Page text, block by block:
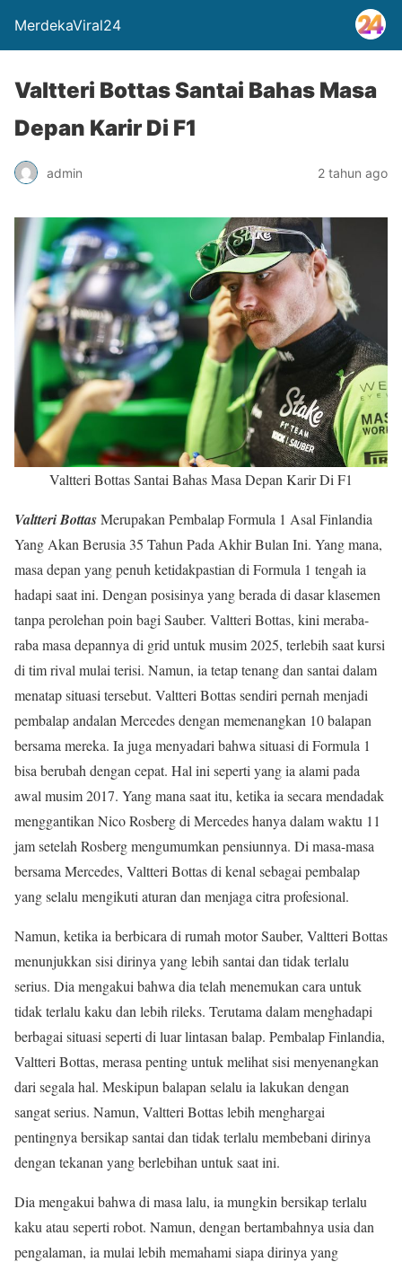
MerdekaViral24
Valtteri Bottas Santai Bahas Masa
Depan Karir Di F1
admin 2 tahun ago
Valtteri Bottas Santai Bahas Masa Depan Karir Di F1
Valtteri BottasMerupakan Pembalap Formula 1 Asal Finlandia
Yang Akan Berusia 35 Tahun Pada Akhir Bulan Ini. Yang mana,
masa depan yang penuh ketidakpastian di Formula 1 tengah ia
hadapi saat ini. Dengan posisinya yang berada di dasar klasemen
tanpa perolehan poin bagi Sauber. Valtteri Bottas, kini meraba-
raba masa depannya di grid untuk musim 2025, terlebih saat kursi
di tim rival mulai terisi. Namun, ia tetap tenang dan santai dalam
menatap situasi tersebut. Valtteri Bottas sendiri pernah menjadi
pembalap andalan Mercedes dengan memenangkan 10 balapan
bersama mereka. Ia juga menyadari bahwa situasi di Formula 1
bisa berubah dengan cepat. Hal ini seperti yang ia alami pada
awal musim 2017. Yang mana saat itu, ketika ia secara mendadak
menggantikan Nico Rosberg di Mercedes hanya dalam waktu 11
jam setelah Rosberg mengumumkan pensiunnya. Di masa-masa
bersama Mercedes, Valtteri Bottas di kenal sebagai pembalap
yang selalu mengikuti aturan dan menjaga citra profesional.
Namun, ketika ia berbicara di rumah motor Sauber, Valtteri Bottas
menunjukkan sisi dirinya yang lebih santai dan tidak terlalu
serius. Dia mengakui bahwa dia telah menemukan cara untuk
tidak terlalu kaku dan lebih rileks. Terutama dalam menghadapi
berbagai situasi seperti di luar lintasan balap. Pembalap Finlandia,
Valtteri Bottas, merasa penting untuk melihat sisi menyenangkan
dari segala hal. Meskipun balapan selalu ia lakukan dengan
sangat serius. Namun, Valtteri Bottas lebih menghargai
pentingnya bersikap santai dan tidak terlalu membebani dirinya
dengan tekanan yang berlebihan untuk saat ini.
Dia mengakui bahwa di masa lalu, ia mungkin bersikap terlalu
kaku atau seperti robot. Namun, dengan bertambahnya usia dan
pengalaman, ia mulai lebih memahami siapa dirinya yang